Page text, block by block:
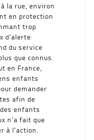
la rue, environ
en protection
trop
d’alerte
du service
que connus.
en France,
enfants
demander
afin de
enfants
n’a fait que
à l’action.